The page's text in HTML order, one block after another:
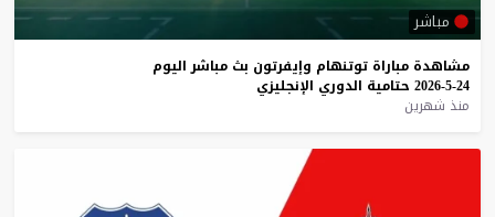
مباشر
مشاهدة مباراة توتنهام وإيفرتون بث مباشر اليوم
24-5-2026
حتامية الدوري الإنجليزي
منذ شهرين